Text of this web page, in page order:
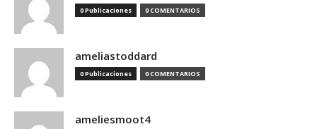
0 Publicaciones 0 COMENTARIOS
ameliastoddard
0 Publicaciones 0 COMENTARIOS
ameliesmoot4